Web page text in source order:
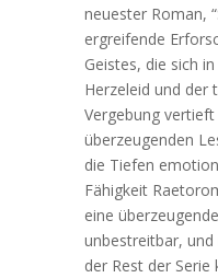
neuester Roman,
ergreifende
Geistes, die sich
Herzeleid und
Vergebung
überzeugenden
die Tiefen
Fähigkeit
eine
unbestreitbar,
der Rest der